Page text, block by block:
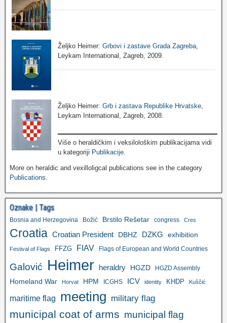
Željko Heimer: Grbovi i zastave Grada Zagreba
Leykam International, Zagreb, 2009.
Željko Heimer:Grb i zastava Republike Hrvatske
Leykam International, Zagreb, 2008.
Više o heraldičkim i veksilološkim publikacijama vidi
u kategoriji Publikacije.
More on heraldic and vexilloligcal publications see in the category
Publications.
Oznake | Tags
Bosnia and Herzegovina Božić Brstilo Rešetar congress Cres
Croatia Croatian President DBHZ DZKG exhibition
Festival of Flags FFZG FIAV Flags of European and World Countries
Galović Heimer heraldry HGZD HGZD Assembly
Homeland War Horvat HPM ICGHS ICV identity KHDP Kuščić
maritime flag meeting military flag
municipal coat of arms municipal flag